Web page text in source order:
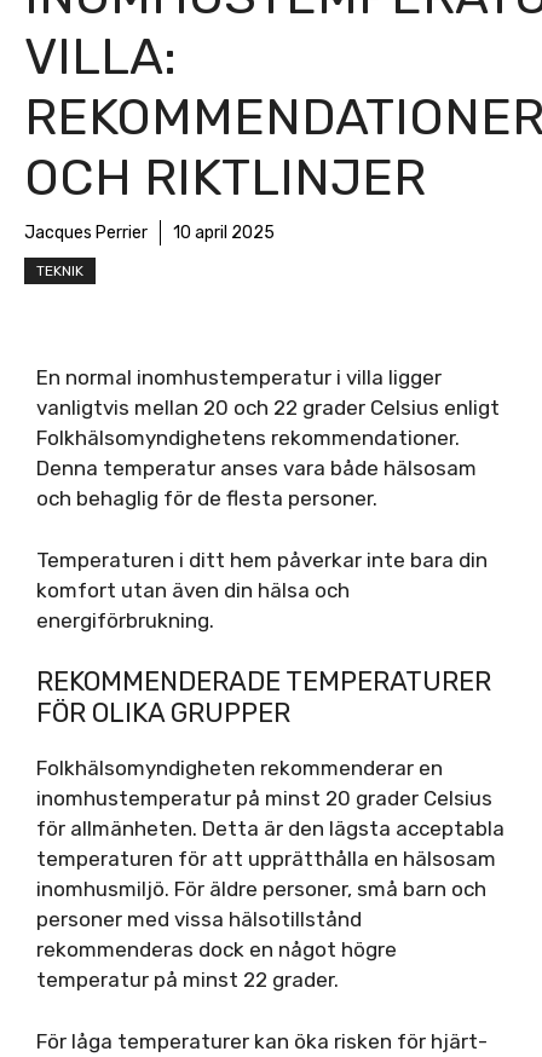
VILLA:
OCH RIKTLINJER
Jacques Perrier 10 april 2025
TEKNIK
En normal inomhustemperatur i villa ligger
vanligtvis mellan 20 och 22 grader Celsius enligt
Folkhälsomyndighetens rekommendationer.
Denna temperatur anses vara både hälsosam
och behaglig för de flesta personer.
Temperaturen i ditt hem påverkar inte bara din
komfort utan även din hälsa och
energiförbrukning.
REKOMMENDERADE TEMPERATURER
FÖR OLIKA GRUPPER
Folkhälsomyndigheten rekommenderar en
inomhustemperatur på minst 20 grader Celsius
för allmänheten. Detta är den lägsta acceptabla
temperaturen för att upprätthålla en hälsosam
inomhusmiljö. För äldre personer, små barn och
personer med vissa hälsotillstånd
rekommenderas dock en något högre
temperatur på minst 22 grader.
För låga temperaturer kan öka risken för hjärt-